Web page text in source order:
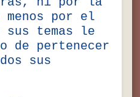
menos por el
temas le
de pertenecer
sus